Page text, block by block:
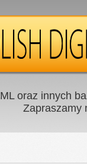
oraz innych
Zapraszamy